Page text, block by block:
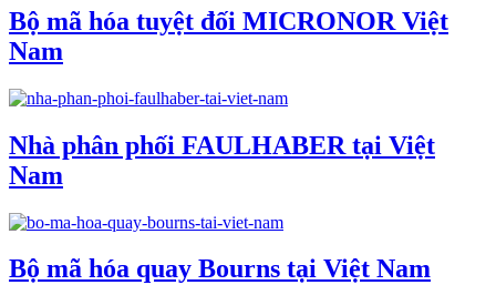
Bộ mã hóa tuyệt đối MICRONOR Việt
Nam
Nhà phân phối FAULHABER tại Việt
Nam
Bộ mã hóa quay Bourns tại Việt Nam